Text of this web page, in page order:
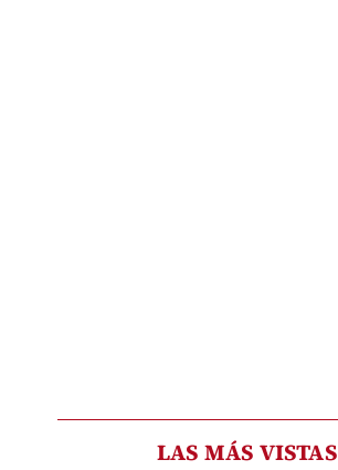
LAS MÁS VISTAS